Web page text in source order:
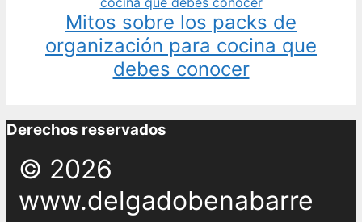
Mitos sobre los packs de
organización para cocina que
debes conocer
Derechos reservados
© 2026
www.delgadobenabarre